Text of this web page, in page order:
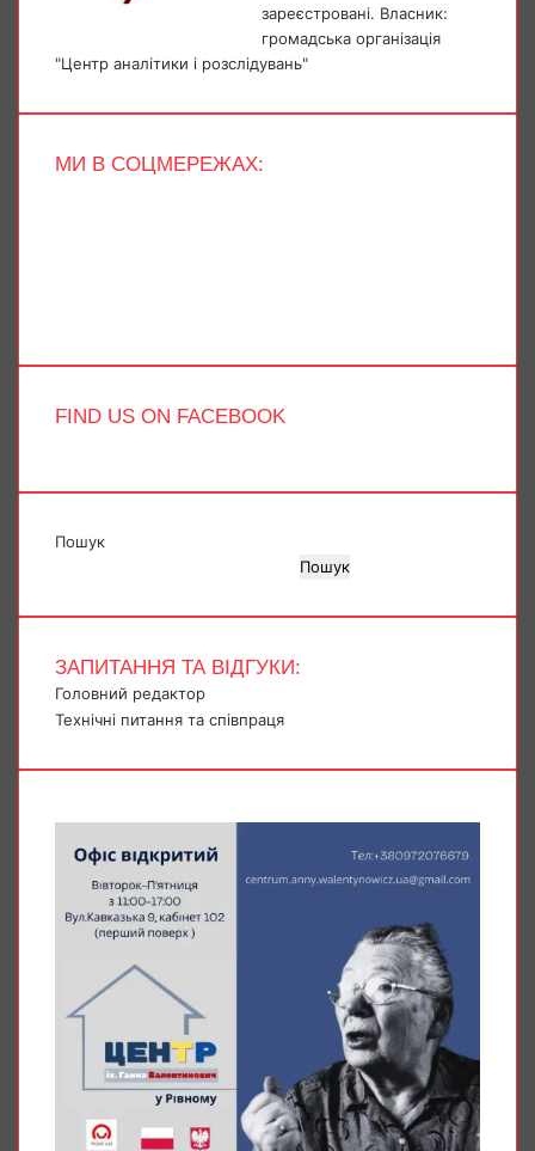
зареєстровані. Власник:
громадська організація
"Центр аналітики і розслідувань"
МИ В СОЦМЕРЕЖАХ:
FIND US ON FACEBOOK
Пошук
Пошук
ЗАПИТАННЯ ТА ВІДГУКИ:
Головний редактор
Технічні питання та співпраця